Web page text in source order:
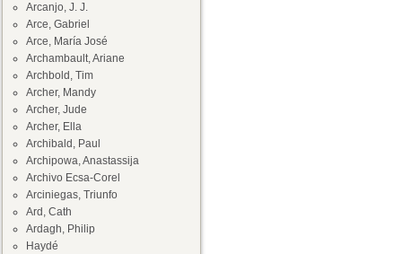
Arcanjo, J. J.
Arce, Gabriel
Arce, María José
Archambault, Ariane
Archbold, Tim
Archer, Mandy
Archer, Jude
Archer, Ella
Archibald, Paul
Archipowa, Anastassija
Archivo Ecsa-Corel
Arciniegas, Triunfo
Ard, Cath
Ardagh, Philip
Haydé